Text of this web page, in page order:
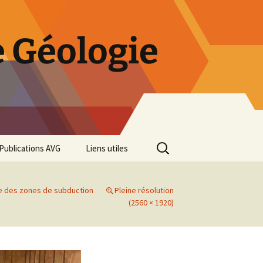
Publications AVG Liens utiles
Rechercher :
des zones de subduction
Pleine résolution
(2560 × 1920)